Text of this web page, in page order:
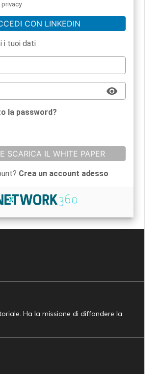
CON LINKEDIN
i tuoi dati
la password?
SCARICA IL WHITE PAPER
Crea un account adesso
Ha la missione di diffondere la